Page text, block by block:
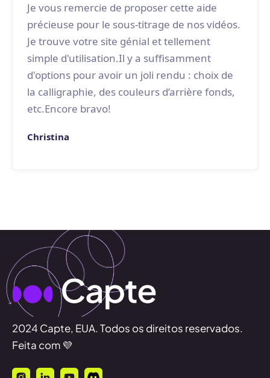
Je vous remercie de proposer cette aide
précieuse pour le sous-titrage de nos vidéos.
Je trouve votre site génial et tellement
simple d'utilisation.Il y a suffisamment
d'options pour avoir un joli rendu : choix de
la calligraphie, des couleurs d’arrière fonds,
etc.Encore bravo!
Christina
2024 Capte, EUA. Todos os direitos reservados.
Feita com 💜